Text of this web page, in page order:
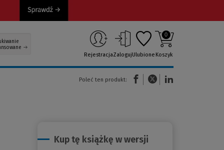
RejestracjaZalogujUlubione
0
Koszyk
Poleć ten produkt:
(Nowe okno)(Link do innej strony)
Kup tę książkę w wersji